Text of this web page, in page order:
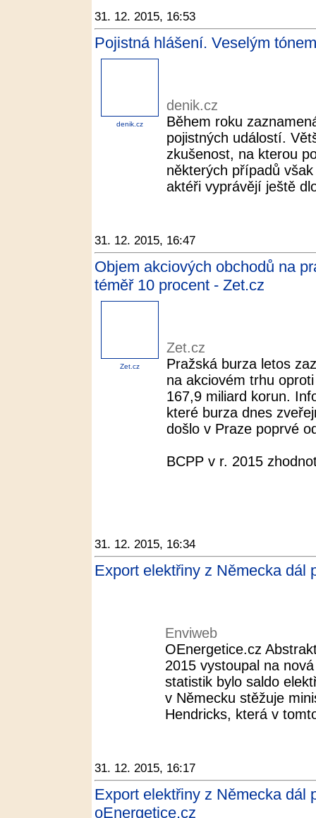
31. 12. 2015, 16:53
Pojistná hlášení. Veselým
denik.cz
denik.cz
Během roku
pojistných událostí.
zkušenost, na kterou
některých případů
aktéři vyprávějí ještě
31. 12. 2015, 16:47
Objem akciových obchodů na
téměř 10 procent - Zet.cz
Zet.cz
Zet.cz
Pražská burza letos
na akciovém trhu
167,9 miliard korun.
které burza dnes
došlo v Praze poprvé
BCPP v r. 2015
31. 12. 2015, 16:34
Export elektřiny z Německa dál
Enviweb
OEnergetice.cz
2015 vystoupal na
statistik bylo saldo
v Německu stěžuje
Hendricks, která v
31. 12. 2015, 16:17
Export elektřiny z Německa dál
oEnergetice.cz